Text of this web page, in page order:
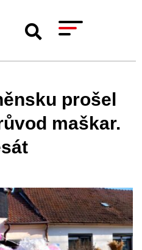
prošel
maškar.